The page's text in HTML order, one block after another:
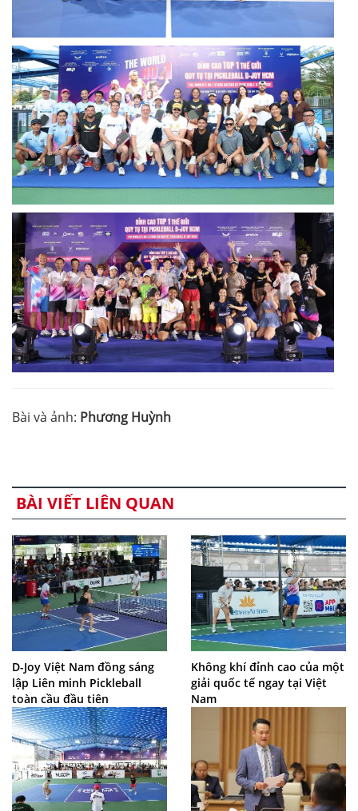
Bài và ảnh: Phương Huỳnh
BÀI VIẾT LIÊN QUAN
D-Joy Việt Nam đồng sáng
lập Liên minh Pickleball
toàn cầu đầu tiên
Không khí đỉnh cao của một
giải quốc tế ngay tại Việt
Nam